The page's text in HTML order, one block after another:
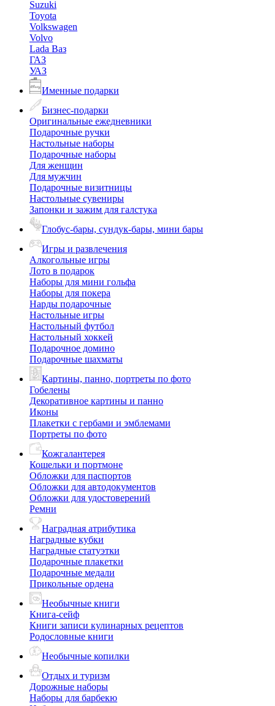
Suzuki
Toyota
Volkswagen
Volvo
Lada Ваз
ГАЗ
УАЗ
Именные подарки
Бизнес-подарки
Оригинальные ежедневники
Подарочные ручки
Настольные наборы
Подарочные наборы
Для женщин
Для мужчин
Подарочные визитницы
Настольные сувениры
Запонки и зажим для галстука
Глобус-бары, сундук-бары, мини бары
Игры и развлечения
Алкогольные игры
Лото в подарок
Наборы для мини гольфа
Наборы для покера
Нарды подарочные
Настольные игры
Настольный футбол
Настольный хоккей
Подарочное домино
Подарочные шахматы
Картины, панно, портреты по фото
Гобелены
Декоративное картины и панно
Иконы
Плакетки с гербами и эмблемами
Портреты по фото
Кожгалантерея
Кошельки и портмоне
Обложки для паспортов
Обложки для автодокументов
Обложки для удостоверений
Ремни
Наградная атрибутика
Наградные кубки
Наградные статуэтки
Подарочные плакетки
Подарочные медали
Прикольные ордена
Необычные книги
Книга-сейф
Книги записи кулинарных рецептов
Родословные книги
Необычные копилки
Отдых и туризм
Дорожные наборы
Наборы для барбекю